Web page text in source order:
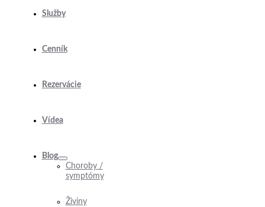
Služby
Cenník
Rezervácie
Vídea
Blog
Choroby /
symptómy
Živiny